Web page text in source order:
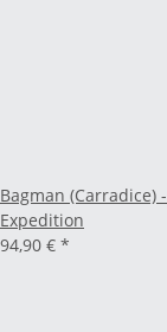
Bagman (Carradice)
Expedition
94,90 € *